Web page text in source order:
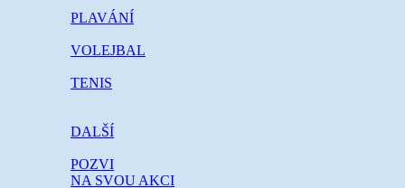
PLAVÁNÍ
VOLEJBAL
TENIS
DALŠÍ
POZVI
NA SVOU AKCI